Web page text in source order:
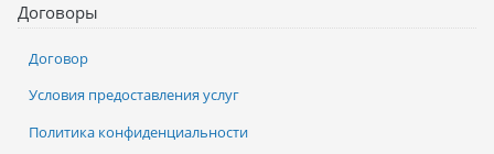
Договоры
Договор
Условия предоставления услуг
Политика конфиденциальности